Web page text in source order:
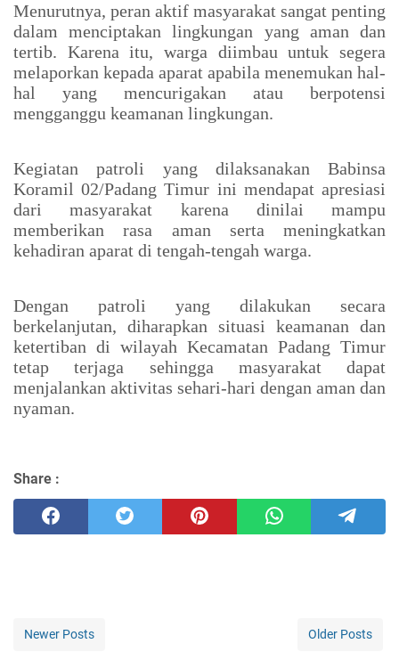
Menurutnya, peran aktif masyarakat sangat penting
dalam menciptakan lingkungan yang aman dan
tertib. Karena itu, warga diimbau untuk segera
melaporkan kepada aparat apabila menemukan hal-
hal yang mencurigakan atau berpotensi
mengganggu keamanan lingkungan.
Kegiatan patroli yang dilaksanakan Babinsa
Koramil 02/Padang Timur ini mendapat apresiasi
dari masyarakat karena dinilai mampu
memberikan rasa aman serta meningkatkan
kehadiran aparat di tengah-tengah warga.
Dengan patroli yang dilakukan secara
berkelanjutan, diharapkan situasi keamanan dan
ketertiban di wilayah Kecamatan Padang Timur
tetap terjaga sehingga masyarakat dapat
menjalankan aktivitas sehari-hari dengan aman dan
nyaman.
Share :
Newer Posts Older Posts